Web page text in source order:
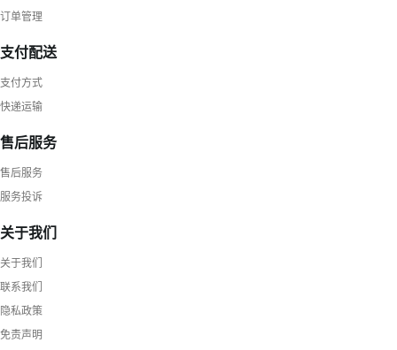
订单管理
支付配送
支付方式
快递运输
售后服务
售后服务
服务投诉
关于我们
关于我们
联系我们
隐私政策
免责声明